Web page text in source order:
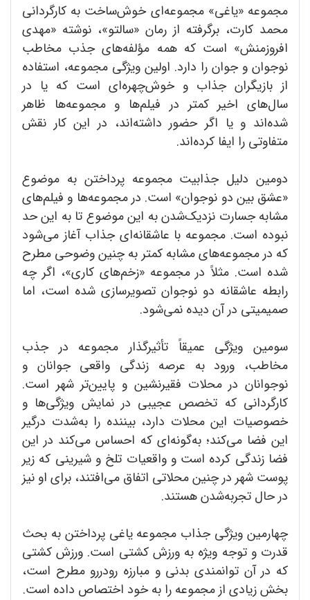
مجموعه «یاغی» مجموعه‌ای خوش‌ساخت به کارگردانی
محمد کارت، برگرفته از رمان «سالتو»، نوشته «مهدی
افروزمنش» است که همه مؤلفه‌های جذب مخاطب
نوجوان و جوان را دارد. اولین ویژگی مجموعه، استفاده
از بازیگران جذاب و خوش‌چهره‌ای است که یا در
سال‌های اخیر کمتر در فیلم‌ها و مجموعه‌ها ظاهر
شده‌اند و یا اگر حضور داشته‌اند، در این کار نقش
متفاوتی را ایفا کرده‌اند.
دومین دلیل جذابیت مجموعه پرداختن به موضوع
«عشق بین دو نوجوان» است. در مجموعه‌ها و فیلم‌های
مشابه جسارت نزدیک‌شدن به این موضوع تا به این حد
نبوده است. مجموعه با عاشقانه‌ای جذاب آغاز می‌شود
که در مجموعه‌های مشابه کمتر به چنین وضوحی مطرح
شده است. مثلاً در مجموعه «زخم‌های کاری»، اگر چه
رابطه عاشقانه دو نوجوان تصویر‌سازی‌ شده است، اما
صمیمیتی در آن دیده نمی‌شود.
سومین ویژگی عمیقاً تأثیرگذار مجموعه در جذب
مخاطب، ورود به عرصه زندگی واقعی جوانان و
نوجوانان در محلات فقیرنشین و پایین‌تر شهر است.
کارگردانی که تخصص عجیبی در نمایش ویژگی‌ها و
خصوصیات این محلات دارد، بیننده را به‌شدت درگیر
این فضا می‌کند؛ به‌گونه‌ای که احساس می‌کند در این
فضا زندگی کرده است و واقعیات تلخ و شیرینی که زیر
پوست شهر در چنین محلاتی اتفاق می‌افتند، برای او نیز
در حال تجربه‌شدن هستند.
چهارمین ویژگی جذاب مجموعه یاغی پرداختن به بحث
قدرت و توجه ویژه به ورزش کشتی است. ورزش کشتی
که در آن توانمندی بدنی و مبارزه رودررو مطرح است،
بخش زیادی از مجموعه را به خود اختصاص داده است.